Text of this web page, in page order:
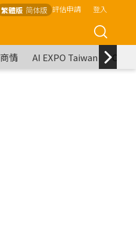
繁體版 简体版 評估申請 登入
商情 AI EXPO Taiwan